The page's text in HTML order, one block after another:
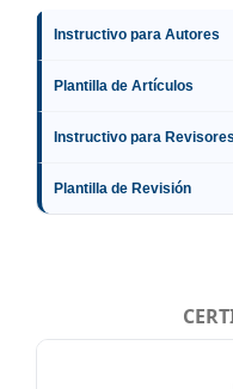
Instructivo para Autores
Plantilla de Artículos
Instructivo para Revisores
Plantilla de Revisión